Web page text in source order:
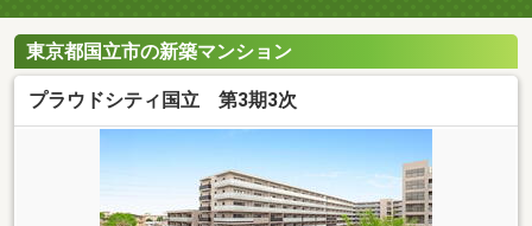
東京都国立市の新築マンション
プラウドシティ国立 第3期3次